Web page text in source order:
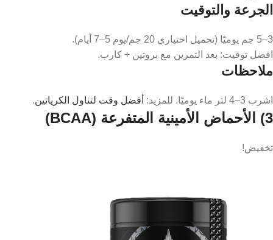
الجرعة والتوقيت
3–5 جم يوميًا (تحميل اختياري 20 جم/يوم 5–7 أيام).
افضل توقيت: بعد التمرين مع بروتين + كارب.
ملاحظات
اشرب 3–4 لتر ماء يوميًا. للمزيد: أفضل وقت لتناول الكرياتين.
3) الأحماض الأمينية المتفرعة (BCAA)
تخفيض!